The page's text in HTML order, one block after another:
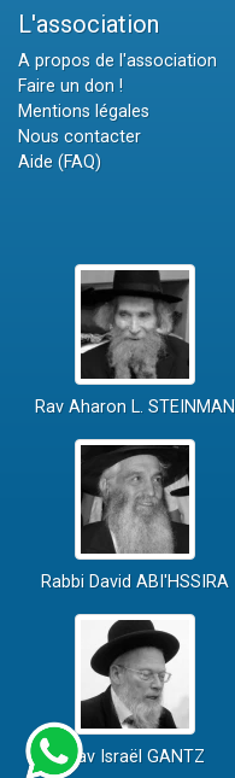
L'association
A propos de l'association
Faire un don !
Mentions légales
Nous contacter
Aide (FAQ)
Rav Aharon L. STEINMAN
Rabbi David ABI'HSSIRA
Rav Israël GANTZ